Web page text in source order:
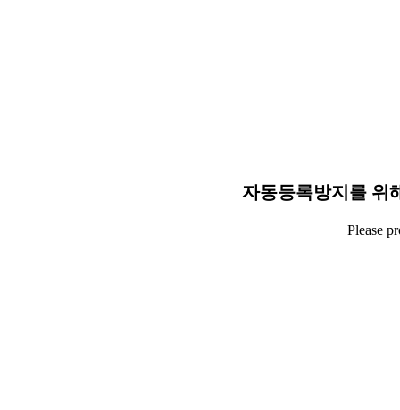
자동등록방지를 위
Please